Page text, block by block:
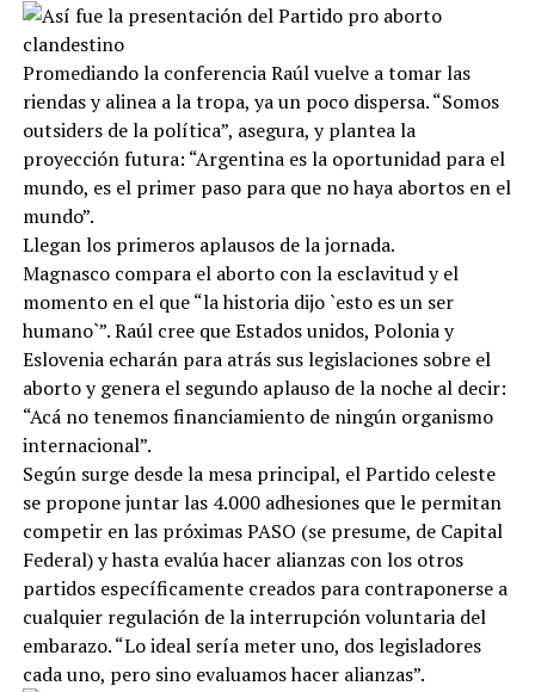
Promediando la conferencia Raúl vuelve a tomar las
riendas y alinea a la tropa, ya un poco dispersa. “Somos
outsiders de la política”, asegura, y plantea la
proyección futura: “Argentina es la oportunidad para el
mundo, es el primer paso para que no haya abortos en el
mundo”.
Llegan los primeros aplausos de la jornada.
Magnasco compara el aborto con la esclavitud y el
momento en el que “la historia dijo `esto es un ser
humano`”. Raúl cree que Estados unidos, Polonia y
Eslovenia echarán para atrás sus legislaciones sobre el
aborto y genera el segundo aplauso de la noche al decir:
“Acá no tenemos financiamiento de ningún organismo
internacional”.
Según surge desde la mesa principal, el Partido celeste
se propone juntar las 4.000 adhesiones que le permitan
competir en las próximas PASO (se presume, de Capital
Federal) y hasta evalúa hacer alianzas con los otros
partidos específicamente creados para contraponerse a
cualquier regulación de la interrupción voluntaria del
embarazo. “Lo ideal sería meter uno, dos legisladores
cada uno, pero sino evaluamos hacer alianzas”.